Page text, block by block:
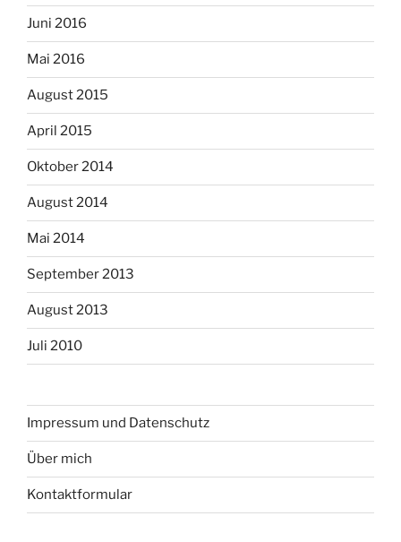
Juni 2016
Mai 2016
August 2015
April 2015
Oktober 2014
August 2014
Mai 2014
September 2013
August 2013
Juli 2010
Impressum und Datenschutz
Über mich
Kontaktformular